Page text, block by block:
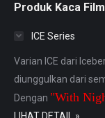
Produk Kaca Film
ICE Series
Varian ICE dari
diunggulkan dari
Dengan "With